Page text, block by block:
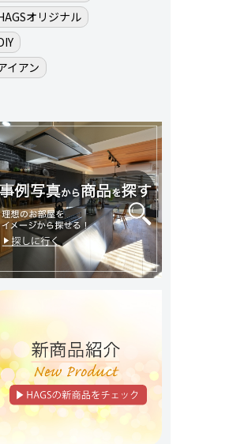
オリジナル
イアン